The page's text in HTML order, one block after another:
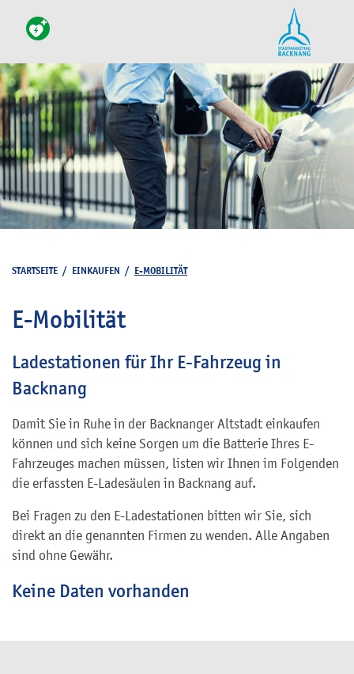
STARTSEITE / EINKAUFEN / E-MOBILITÄT
E-Mobilität
Ladestationen für Ihr E-Fahrzeug in
Backnang
Damit Sie in Ruhe in der Backnanger Altstadt einkaufen
können und sich keine Sorgen um die Batterie Ihres E-
Fahrzeuges machen müssen, listen wir Ihnen im Folgenden
die erfassten E-Ladesäulen in Backnang auf.
Bei Fragen zu den E-Ladestationen bitten wir Sie, sich
direkt an die genannten Firmen zu wenden. Alle Angaben
sind ohne Gewähr.
Keine Daten vorhanden